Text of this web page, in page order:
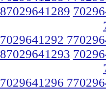
87029641289
7029641292
87029641293
7029641296